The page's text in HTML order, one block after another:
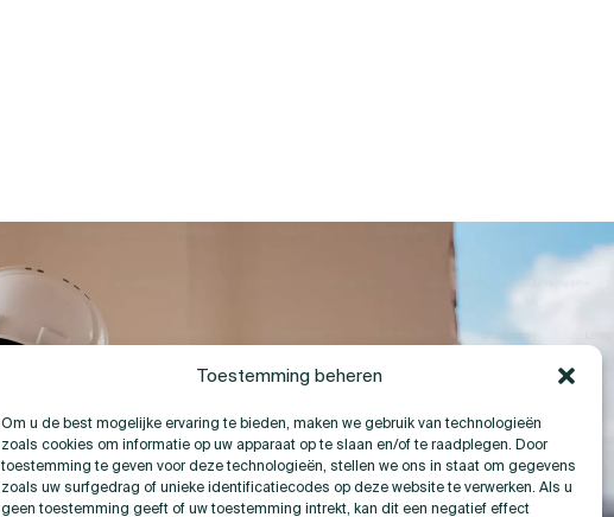
Toestemming beheren
Om u de best mogelijke ervaring te bieden, maken we gebruik van technologieën
zoals cookies om informatie op uw apparaat op te slaan en/of te raadplegen. Door
toestemming te geven voor deze technologieën, stellen we ons in staat om gegevens
zoals uw surfgedrag of unieke identificatiecodes op deze website te verwerken. Als u
geen toestemming geeft of uw toestemming intrekt, kan dit een negatief effect